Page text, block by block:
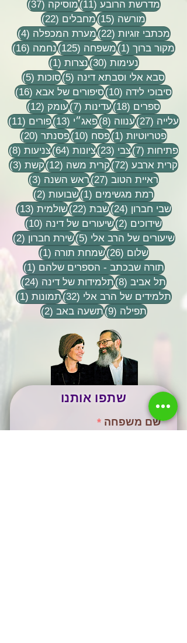
מדרשת הרובע (11) 11 פוסטים
מוסיקה (37)
37 פוסטים
מורשה (15) 15 פוסטים
מחבלים (22)
22 פוסטים
מכתבי זוגיות (22) 22 פוסטים
מערת המכפלה (4)
4 פוסטים
מקור ברוך (1) פוסט 1
משפחה (125) 125 פוסטים
נחמה (16)
16 פוסטים
נעימות (30) 30 פוסטים
נצרות (1)
פוסט 1
סבא אלי וסבתא דינה (5) 5 פוסטיםסוכות (5)
5 פוסטים
סיבוכי לידה (10) 10 פוסטים
סיפורים של אבא (16)
16 פוסטים
ספרים (18) 18 פוסטים
עדינות (7) 7 פוסטיםעומק (12)
12 פוסטים
עלייה (27) 27 פוסטים
ענווה (8) 8 פוסטיםפאג״י (13) 13 פוסטים
פורים (11)
11
פטריוטיות (1) פוסט 1
פסח (10) 10 פוסטים
פסנתר (20)
20 פוסטים
פתיחות (7) 7 פוסטיםצבי (23) 23 פוסטים
ציונות (64) 64 פוסטים
צניעות (8)
8 פוסטים
קרית ארבע (72) 72 פוסטים
קרית משה (12) 12 פוסטים
קשת (3)
3 פוסטים
ראיית הטוב (27) 27 פוסטים
ראש השנה (3)
3 פוסטים
רמת מגשימים (1) פוסט 1
שבועות (2)
2 פוסטים
שבי חברון (24) 24 פוסטים
שבת (22) 22 פוסטים
שולמית (13)
13 פוסטים
שידוכים (2) 2 פוסטיםשיעורים של דינה (10)
10 פוסטים
שיעורים של הרב אלי (5) 5 פוסטיםשירת חברון (2)
2 פוסטים
שלום (26) 26 פוסטים
שמחת תורה (1)
פוסט 1
תורה שבכתב - הספרים שלהם (1)
פוסט 1
תל אביב (8) 8 פוסטיםתלמידות של דינה (24)
24 פוסטים
תלמידים של הרב אלי (32) 32 פוסטים
תמונות (1)
תפילה (9) 9 פוסטיםתשעה באב (2) 2 פוסטים
שתפו אותנו
שם משפחה